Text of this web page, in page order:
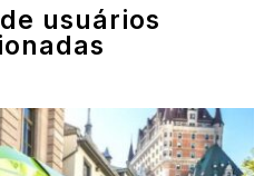
usuários